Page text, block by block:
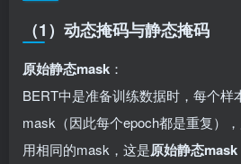
（1）动态掩码与静态掩码
原始静态mask ：
BERT中是准备训练数据时，每个样
mask（因此每个epoch都是重复）
用相同的mask，这是原始静态mask